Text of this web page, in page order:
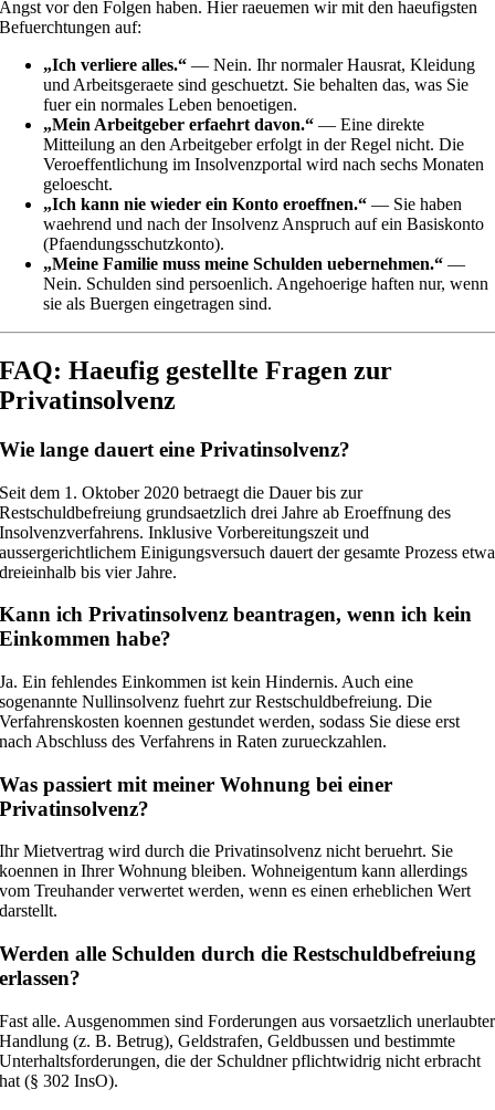
Angst vor den Folgen haben. Hier raeuemen wir mit den haeufigsten
Befuerchtungen auf:
„Ich verliere alles.“ — Nein. Ihr normaler Hausrat, Kleidung
und Arbeitsgeraete sind geschuetzt. Sie behalten das, was Sie
fuer ein normales Leben benoetigen.
„Mein Arbeitgeber erfaehrt davon.“ — Eine direkte
Mitteilung an den Arbeitgeber erfolgt in der Regel nicht. Die
Veroeffentlichung im Insolvenzportal wird nach sechs Monaten
geloescht.
„Ich kann nie wieder ein Konto eroeffnen.“ — Sie haben
waehrend und nach der Insolvenz Anspruch auf ein Basiskonto
(Pfaendungsschutzkonto).
„Meine Familie muss meine Schulden uebernehmen.“ —
Nein. Schulden sind persoenlich. Angehoerige haften nur, wenn
sie als Buergen eingetragen sind.
FAQ: Haeufig gestellte Fragen zur
Privatinsolvenz
Wie lange dauert eine Privatinsolvenz?
Seit dem 1. Oktober 2020 betraegt die Dauer bis zur
Restschuldbefreiung grundsaetzlich drei Jahre ab Eroeffnung des
Insolvenzverfahrens. Inklusive Vorbereitungszeit und
aussergerichtlichem Einigungsversuch dauert der gesamte Prozess etwa
dreieinhalb bis vier Jahre.
Kann ich Privatinsolvenz beantragen, wenn ich kein
Einkommen habe?
Ja. Ein fehlendes Einkommen ist kein Hindernis. Auch eine
sogenannte Nullinsolvenz fuehrt zur Restschuldbefreiung. Die
Verfahrenskosten koennen gestundet werden, sodass Sie diese erst
nach Abschluss des Verfahrens in Raten zurueckzahlen.
Was passiert mit meiner Wohnung bei einer
Privatinsolvenz?
Ihr Mietvertrag wird durch die Privatinsolvenz nicht beruehrt. Sie
koennen in Ihrer Wohnung bleiben. Wohneigentum kann allerdings
vom Treuhander verwertet werden, wenn es einen erheblichen Wert
darstellt.
Werden alle Schulden durch die Restschuldbefreiung
erlassen?
Fast alle. Ausgenommen sind Forderungen aus vorsaetzlich unerlaubter
Handlung (z. B. Betrug), Geldstrafen, Geldbussen und bestimmte
Unterhaltsforderungen, die der Schuldner pflichtwidrig nicht erbracht
hat (§ 302 InsO).